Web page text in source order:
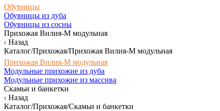
Обувницы
Обувницы из дуба
Обувницы из сосны
Прихожая Вилия-М модульная
Назад
Каталог/Прихожая/Прихожая Вилия-М модульная
Прихожая Вилия-М модульная
Модульные прихожие из дуба
Модульные прихожие из массива
Скамьи и банкетки
Назад
Каталог/Прихожая/Скамьи и банкетки